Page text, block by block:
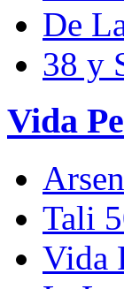
De
38 y
Vida
Tali
Vida